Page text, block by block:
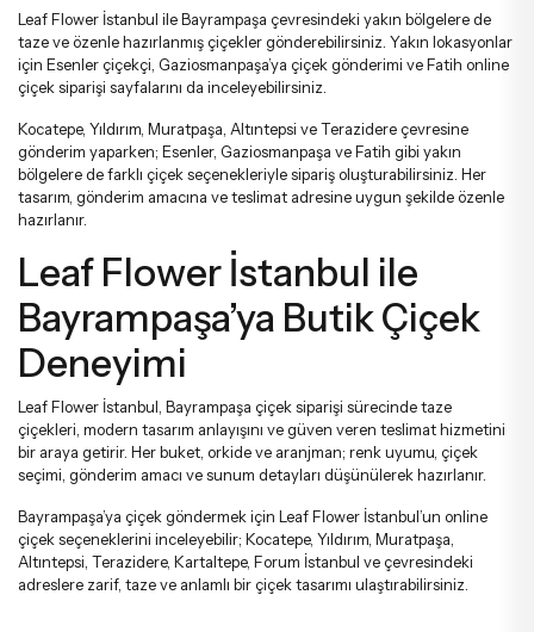
Leaf Flower İstanbul ile Bayrampaşa çevresindeki yakın bölgelere de
taze ve özenle hazırlanmış çiçekler gönderebilirsiniz. Yakın lokasyonlar
için Esenler çiçekçi Gaziosmanpaşa’ya çiçek gönderimi veFatih online
çiçek siparişi sayfalarını da inceleyebilirsiniz.
Kocatepe, Yıldırım, Muratpaşa, Altıntepsi ve Terazidere çevresine
gönderim yaparken; Esenler, Gaziosmanpaşa ve Fatih gibi yakın
bölgelere de farklı çiçek seçenekleriyle sipariş oluşturabilirsiniz. Her
tasarım, gönderim amacına ve teslimat adresine uygun şekilde özenle
hazırlanır.
Leaf Flower İstanbul ile
Bayrampaşa’ya Butik Çiçek
Deneyimi
Leaf Flower İstanbul, Bayrampaşa çiçek siparişi sürecinde taze
çiçekleri, modern tasarım anlayışını ve güven veren teslimat hizmetini
bir araya getirir. Her buket, orkide ve aranjman; renk uyumu, çiçek
seçimi, gönderim amacı ve sunum detayları düşünülerek hazırlanır.
Bayrampaşa’ya çiçek göndermek için Leaf Flower İstanbul’un online
çiçek seçeneklerini inceleyebilir; Kocatepe, Yıldırım, Muratpaşa,
Altıntepsi, Terazidere, Kartaltepe, Forum İstanbul ve çevresindeki
adreslere zarif, taze ve anlamlı bir çiçek tasarımı ulaştırabilirsiniz.